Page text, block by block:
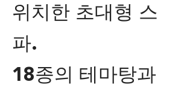
위치한 초대형 스
파.
18종의 테마탕과